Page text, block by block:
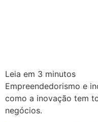
Leia em 3 minutos
Empreendedorismo e
como a inovação tem
negócios.